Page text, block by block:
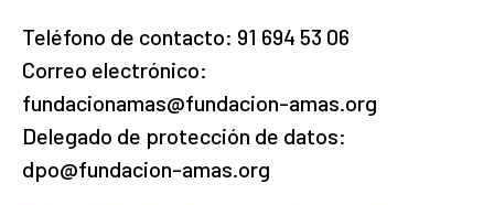
Teléfono de contacto: 91 694 53 06
Correo electrónico:
fundacionamas@fundacion-amas.org
Delegado de protección de datos:
dpo@fundacion-amas.org